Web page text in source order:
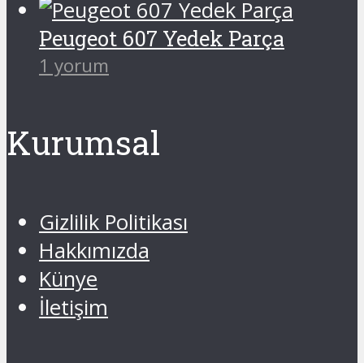
Peugeot 607 Yedek Parça
1 yorum
Kurumsal
Gizlilik Politikası
Hakkımızda
Künye
İletişim